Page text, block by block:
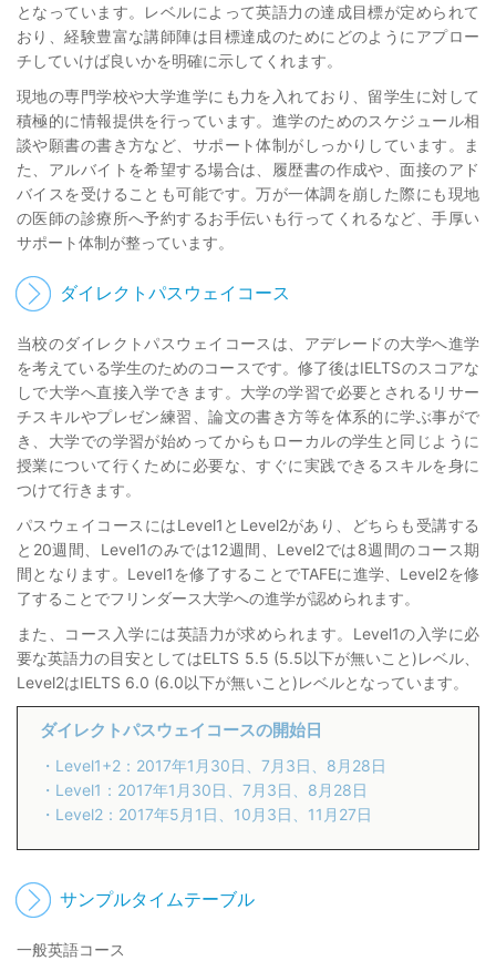
となっています。レベルによって英語力の達成目標が定められて
おり、経験豊富な講師陣は目標達成のためにどのようにアプロー
チしていけば良いかを明確に示してくれます。
現地の専門学校や大学進学にも力を入れており、留学生に対して
積極的に情報提供を行っています。進学のためのスケジュール相
談や願書の書き方など、サポート体制がしっかりしています。ま
た、アルバイトを希望する場合は、履歴書の作成や、面接のアド
バイスを受けることも可能です。万が一体調を崩した際にも現地
の医師の診療所へ予約するお手伝いも行ってくれるなど、手厚い
サポート体制が整っています。
ダイレクトパスウェイコース
当校のダイレクトパスウェイコースは、アデレードの大学へ進学
を考えている学生のためのコースです。修了後はIELTSのスコアな
しで大学へ直接入学できます。大学の学習で必要とされるリサー
チスキルやプレゼン練習、論文の書き方等を体系的に学ぶ事がで
き、大学での学習が始めってからもローカルの学生と同じように
授業について行くために必要な、すぐに実践できるスキルを身に
つけて行きます。
パスウェイコースにはLevel1とLevel2があり、どちらも受講する
と20週間、Level1のみでは12週間、Level2では8週間のコース期
間となります。Level1を修了することでTAFEに進学、Level2を修
了することでフリンダース大学への進学が認められます。
また、コース入学には英語力が求められます。Level1の入学に必
要な英語力の目安としてはELTS 5.5 (5.5以下が無いこと)レベル、
Level2はIELTS 6.0 (6.0以下が無いこと)レベルとなっています。
ダイレクトパスウェイコースの開始日
・Level1+2：2017年1月30日、7月3日、8月28日
・Level1：2017年1月30日、7月3日、8月28日
・Level2：2017年5月1日、10月3日、11月27日
サンプルタイムテーブル
一般英語コース